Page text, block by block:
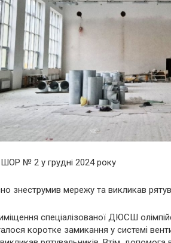
№ 2 у грудні 2024 року
знеструмив мережу та викликав
спеціалізованої ДЮСШ
коротке замикання у системі